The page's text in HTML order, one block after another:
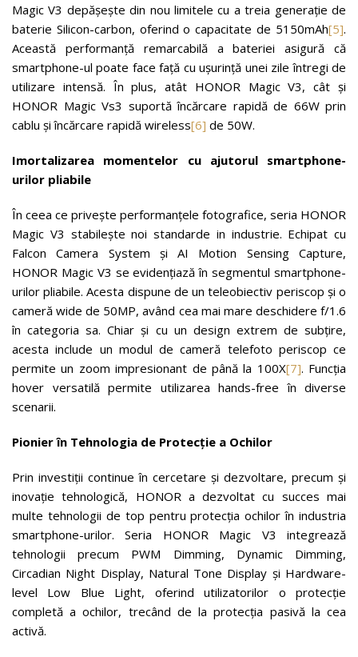
Magic V3 depășește din nou limitele cu a treia generație de
baterie Silicon-carbon, oferind o capacitate de 5150mAh[5].
Această performanță remarcabilă a bateriei asigură că
smartphone-ul poate face față cu ușurință unei zile întregi de
utilizare intensă. În plus, atât HONOR Magic V3, cât și
HONOR Magic Vs3 suportă încărcare rapidă de 66W prin
cablu și încărcare rapidă wireless[6] de 50W.
Imortalizarea momentelor cu ajutorul smartphone-
urilor pliabile
În ceea ce privește performanțele fotografice, seria HONOR
Magic V3 stabilește noi standarde in industrie. Echipat cu
Falcon Camera System și AI Motion Sensing Capture,
HONOR Magic V3 se evidențiază în segmentul smartphone-
urilor pliabile. Acesta dispune de un teleobiectiv periscop și o
cameră wide de 50MP, având cea mai mare deschidere f/1.6
în categoria sa. Chiar și cu un design extrem de subțire,
acesta include un modul de cameră telefoto periscop ce
permite un zoom impresionant de până la 100X[7]. Funcția
hover versatilă permite utilizarea hands-free în diverse
scenarii.
Pionier în Tehnologia de Protecție a Ochilor
Prin investiții continue în cercetare și dezvoltare, precum și
inovație tehnologică, HONOR a dezvoltat cu succes mai
multe tehnologii de top pentru protecția ochilor în industria
smartphone-urilor. Seria HONOR Magic V3 integrează
tehnologii precum PWM Dimming, Dynamic Dimming,
Circadian Night Display, Natural Tone Display și Hardware-
level Low Blue Light, oferind utilizatorilor o protecție
completă a ochilor, trecând de la protecția pasivă la cea
activă.